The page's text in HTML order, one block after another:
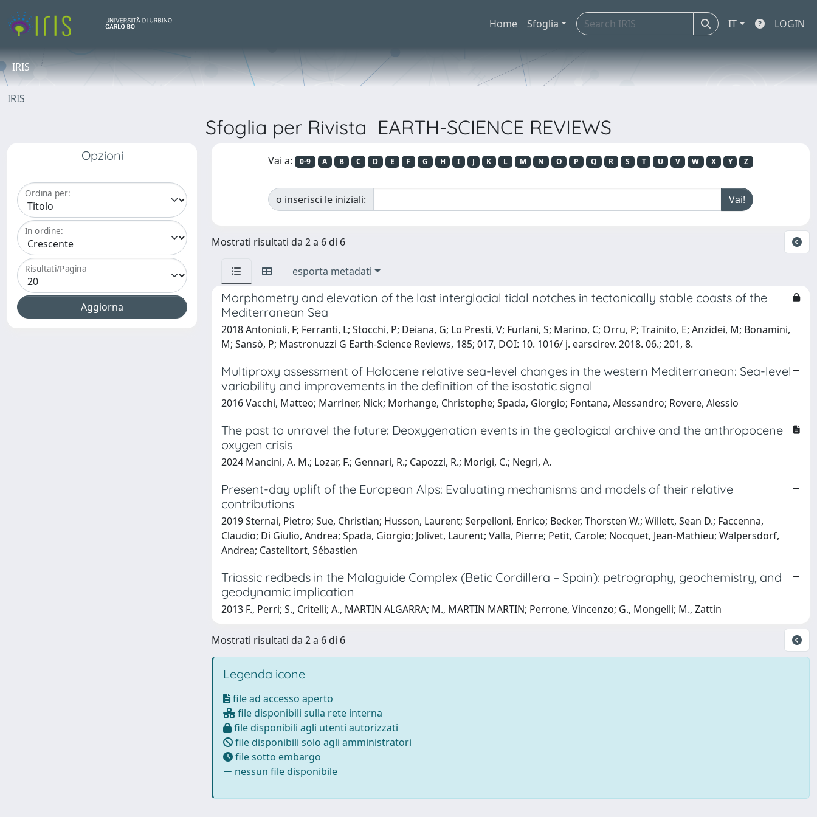
Home Sfoglia IT LOGIN
IRIS
IRIS
Sfoglia per Rivista EARTH-SCIENCE REVIEWS
Opzioni
Ordina per:
In ordine:
Risultati/Pagina
Vai a: 0-9 A B C D E F G H I J K L M N O P Q R S T U V W X Y Z
o inserisci le iniziali:
Mostrati risultati da 2 a 6 di 6
esporta metadati
Morphometry and elevation of the last interglacial tidal notches in tectonically stable coasts of the
Mediterranean Sea
2018 Antonioli, F; Ferranti, L; Stocchi, P; Deiana, G; Lo Presti, V; Furlani, S; Marino, C; Orru, P; Trainito, E; Anzidei, M; Bonamini,
M; Sansò, P; Mastronuzzi G Earth-Science Reviews, 185; 017, DOI: 10. 1016/ j. earscirev. 2018. 06.; 201, 8.
Multiproxy assessment of Holocene relative sea-level changes in the western Mediterranean: Sea-level
variability and improvements in the definition of the isostatic signal
2016 Vacchi, Matteo; Marriner, Nick; Morhange, Christophe; Spada, Giorgio; Fontana, Alessandro; Rovere, Alessio
The past to unravel the future: Deoxygenation events in the geological archive and the anthropocene
oxygen crisis
2024 Mancini, A. M.; Lozar, F.; Gennari, R.; Capozzi, R.; Morigi, C.; Negri, A.
Present-day uplift of the European Alps: Evaluating mechanisms and models of their relative
contributions
2019 Sternai, Pietro; Sue, Christian; Husson, Laurent; Serpelloni, Enrico; Becker, Thorsten W.; Willett, Sean D.; Faccenna,
Claudio; Di Giulio, Andrea; Spada, Giorgio; Jolivet, Laurent; Valla, Pierre; Petit, Carole; Nocquet, Jean-Mathieu; Walpersdorf,
Andrea; Castelltort, Sébastien
Triassic redbeds in the Malaguide Complex (Betic Cordillera – Spain): petrography, geochemistry, and
geodynamic implication
2013 F., Perri; S., Critelli; A., MARTIN ALGARRA; M., MARTIN MARTIN; Perrone, Vincenzo; G., Mongelli; M., Zattin
Mostrati risultati da 2 a 6 di 6
Legenda icone
file ad accesso aperto
file disponibili sulla rete interna
file disponibili agli utenti autorizzati
file disponibili solo agli amministratori
file sotto embargo
nessun file disponibile